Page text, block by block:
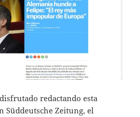
redactando esta
Süddeutsche Zeitung, el